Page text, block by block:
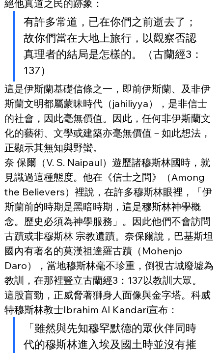
絕他真道之民的跡象：
有許多常道，已在你們之前逝去了；
故你們當在大地上旅行，以觀察否認
真理者的結局是怎樣的。（古蘭經3：
137）
這是伊斯蘭基礎信條之一，即前伊斯蘭、及非伊
斯蘭文明都屬蒙昧時代（jahiliyya），是非信士
的社會，因此毫無價值。因此，任何非伊斯蘭文
化的藝術、文學或建築亦毫無價值－如此想法，
正顯示其無知與野蠻。
奈 保爾（V. S. Naipaul）遊歷諸穆斯林國時，就
見識過這種態度。他在《信士之間》（Among
the Believers）裡說，在許多穆斯林眼裡，「伊
斯蘭前的時期是黑暗時期，這是穆斯林神學概
念。歷史必須為神學服務」。因此他們不會訪問
古蹟或非穆斯林 宗教遺蹟。奈保爾說，巴基斯坦
國內有著名的莫漢祖達羅古蹟（Mohenjo
Daro），當地穆斯林毫不珍重，倒視古城廢墟為
教訓，在那裡豎立古蘭經3：137以教訓大眾。
這股盲勁，正威脅著獅身人面像與金字塔。科威
特穆斯林教士Ibrahim Al Kandari宣布：
「雖然與先知穆罕默德的眾伙伴同時
代的穆斯林進入埃及國土時並沒有摧